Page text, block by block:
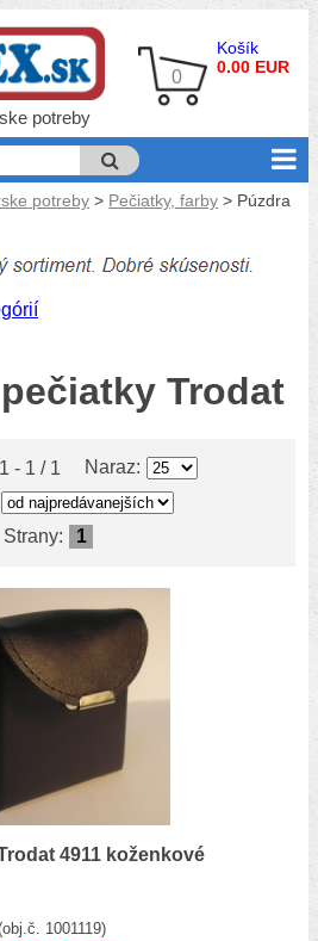
potreby
Košík
0.00 EUR
0
potreby > Pečiatky, farby > Púzdra
Trodat
1 - 1 / 1
Naraz:
Strany:
1
4911 koženkové
1001119)